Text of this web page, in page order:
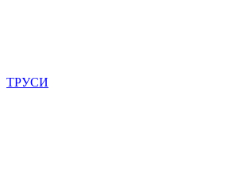
ТРУСИ